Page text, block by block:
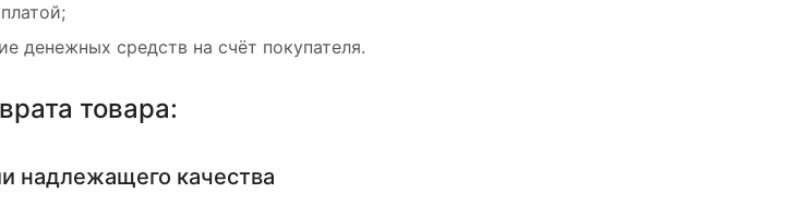
денежных средств на счёт покупателя.
товара:
надлежащего качества